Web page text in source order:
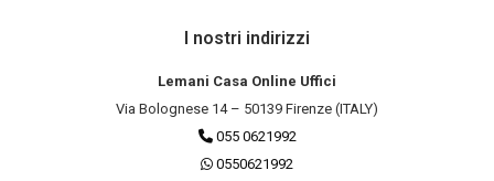
I nostri indirizzi
Lemani Casa Online Uffici
Via Bolognese 14 – 50139 Firenze (ITALY)
055 0621992
0550621992